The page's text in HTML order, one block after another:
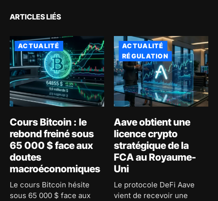
ARTICLES LIÉS
ACTUALITÉ
Cours Bitcoin : le
rebond freiné sous
65 000 $ face aux
doutes
macroéconomiques
Le cours Bitcoin hésite
sous 65 000 $ face aux
ACTUALITÉ
RÉGULATION
Aave obtient une
licence crypto
stratégique de la
FCA au Royaume-
Uni
Le protocole DeFi Aave
vient de recevoir une